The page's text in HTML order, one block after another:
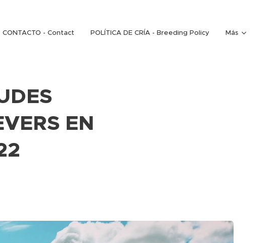
CONTACTO - Contact POLÍTICA DE CRÍA - Breeding Policy Más
EN